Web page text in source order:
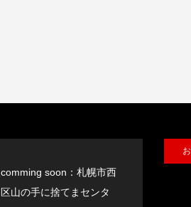
comming soon：札幌市西
区山の手に捨てまセンタ